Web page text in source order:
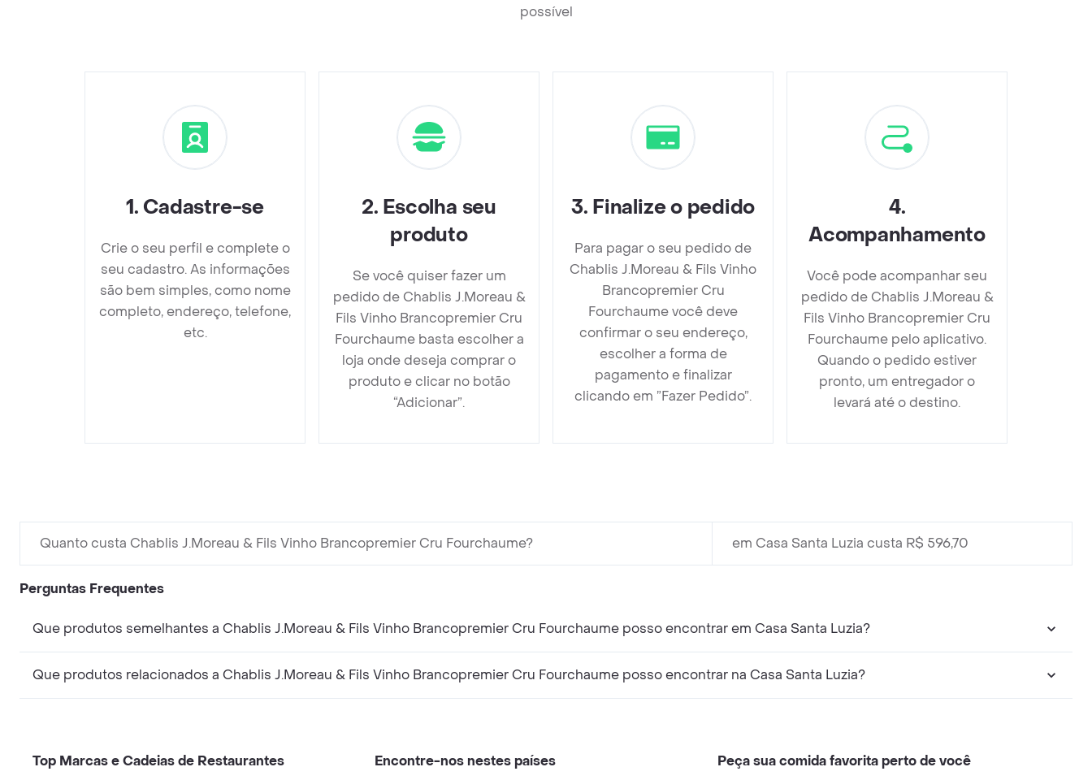
possível
1. Cadastre-se
Crie o seu perfil e complete o
seu cadastro. As informações
são bem simples, como nome
completo, endereço, telefone,
etc.
2. Escolha seu
produto
Se você quiser fazer um
pedido de Chablis J.Moreau &
Fils Vinho Brancopremier Cru
Fourchaume basta escolher a
loja onde deseja comprar o
produto e clicar no botão
“Adicionar”.
3. Finalize o pedido
Para pagar o seu pedido de
Chablis J.Moreau & Fils Vinho
Brancopremier Cru
Fourchaume você deve
confirmar o seu endereço,
escolher a forma de
pagamento e finalizar
clicando em ”Fazer Pedido”.
4.
Acompanhamento
Você pode acompanhar seu
pedido de Chablis J.Moreau &
Fils Vinho Brancopremier Cru
Fourchaume pelo aplicativo.
Quando o pedido estiver
pronto, um entregador o
levará até o destino.
Quanto custa Chablis J.Moreau & Fils Vinho Brancopremier Cru Fourchaume? em Casa Santa Luzia custa R$ 596,70
Perguntas Frequentes
Que produtos semelhantes a Chablis J.Moreau & Fils Vinho Brancopremier Cru Fourchaume posso encontrar em Casa Santa Luzia?
Que produtos relacionados a Chablis J.Moreau & Fils Vinho Brancopremier Cru Fourchaume posso encontrar na Casa Santa Luzia?
Top Marcas e Cadeias de Restaurantes Encontre-nos nestes países Peça sua comida favorita perto de você